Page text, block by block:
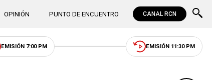
OPINIÓN PUNTO DE ENCUENTRO CANAL RCN
EMISIÓN 7:00 PM EMISIÓN 11:30 PM